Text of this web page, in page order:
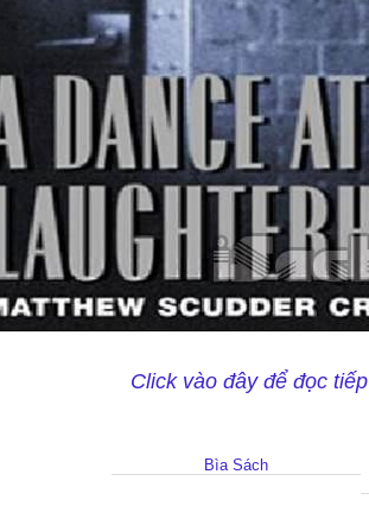
Click vào đây để đọc tiếp
Bìa Sách